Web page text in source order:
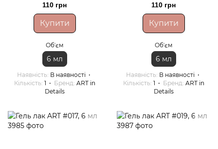
110 грн
Купити
Обʼєм
6 мл
Наявність В наявності
Кількість 1 Бренд ART in
Details
110 грн
Купити
Обʼєм
6 мл
Наявність В наявності
Кількість 1 Бренд ART in
Details